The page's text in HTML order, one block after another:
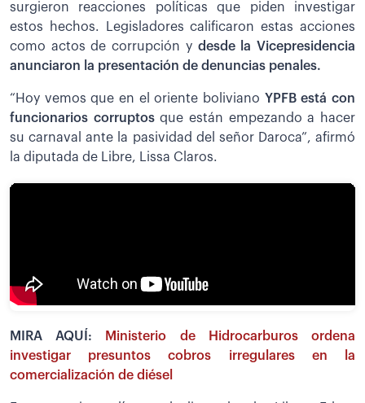
surgieron reacciones políticas que piden investigar
estos hechos. Legisladores calificaron estas acciones
como actos de corrupción y desde la Vicepresidencia
anunciaron la presentación de denuncias penales.
“Hoy vemos que en el oriente boliviano YPFB está con
funcionarios corruptosque están empezando a hacer
su carnaval ante la pasividad del señor Daroca”, afirmó
la diputada de Libre, Lissa Claros.
MIRA AQUÍ:
Ministerio de Hidrocarburos ordena
investigar presuntos cobros irregulares en la
comercialización de diésel